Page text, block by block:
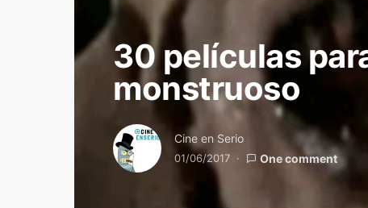
30 películas
monstruoso
Cine en Serio
01/06/2017 One comment